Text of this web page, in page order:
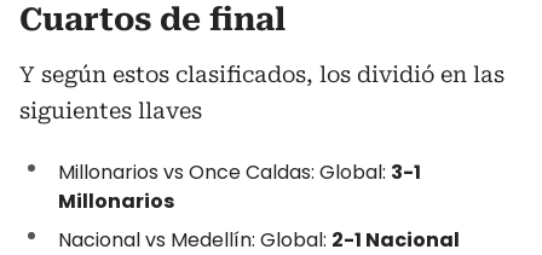
Cuartos de final
Y según estos clasificados, los dividió en las
siguientes llaves
Millonarios vs Once Caldas: Global: 3-1
Millonarios
Nacional vs Medellín: Global: 2-1 Nacional